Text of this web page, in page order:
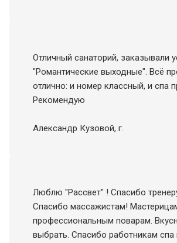
Отличный санаторий, заказывали
"Романтические выходные". Всё
отлично: и номер классный, и спа
Рекомендую
Александр Кузовой, г.
Люблю "Рассвет" ! Спасибо
Спасибо массажистам!
профессиональным поварам.
выбрать. Спасибо работникам спа